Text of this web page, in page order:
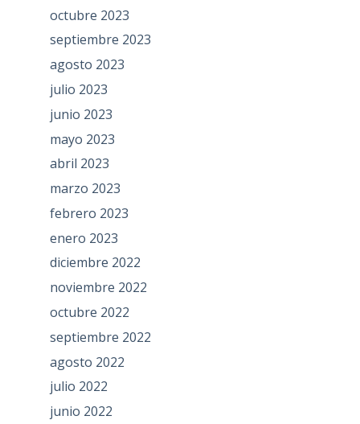
octubre 2023
septiembre 2023
agosto 2023
julio 2023
junio 2023
mayo 2023
abril 2023
marzo 2023
febrero 2023
enero 2023
diciembre 2022
noviembre 2022
octubre 2022
septiembre 2022
agosto 2022
julio 2022
junio 2022